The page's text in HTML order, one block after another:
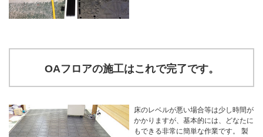
OAフロアの施工はこれで完了です。
床のレベルが悪い場合等は少し時間が
かかりますが、基本的には、どなたに
もできる非常に簡単な作業です。 製